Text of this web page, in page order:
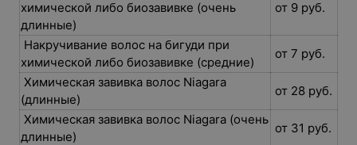
химической либо биозавивке (очень
длинные)
от 9 руб.
Накручивание волос на бигуди при
химической либо биозавивке (средние)
от 7 руб.
Химическая завивка волос Niagara
(длинные)
от 28 руб.
Химическая завивка волос Niagara (очень
длинные)
от 31 руб.